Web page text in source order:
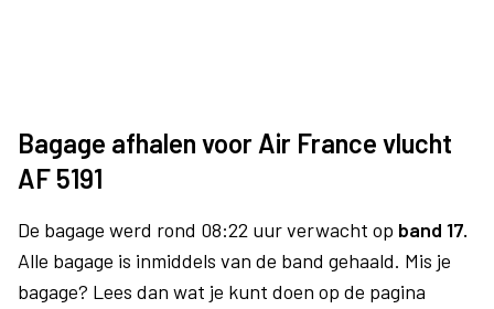
Bagage afhalen voor Air France vlucht
AF 5191
De bagage werd rond 08:22 uur verwacht op band 17.
Alle bagage is inmiddels van de band gehaald. Mis je
bagage? Lees dan wat je kunt doen op de pagina